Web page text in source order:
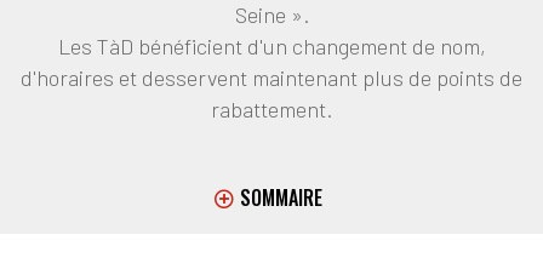
Seine ».
Les TàD bénéficient d'un changement de nom,
d'horaires et desservent maintenant plus de points de
rabattement.
SOMMAIRE